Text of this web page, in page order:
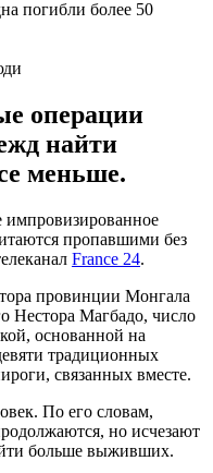
операции
найти
меньше.
импровизированное
пропавшими без
France 24.
провинции Монгала
Нестора Магбадо, число
основанной на
традиционных
связанных вместе.
По его словам,
но исчезают
больше выживших.